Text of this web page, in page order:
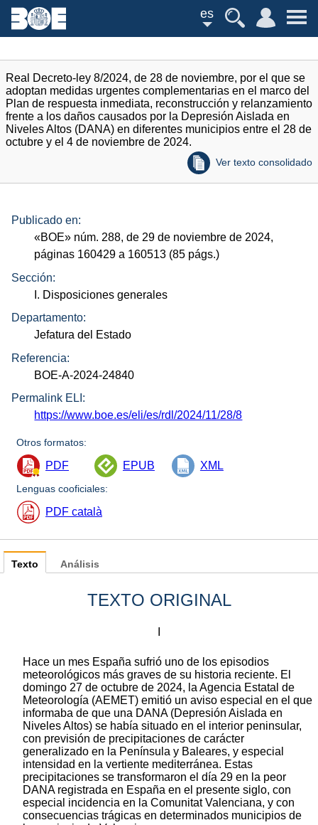
es
Real Decreto-ley 8/2024, de 28 de noviembre, por el que se
adoptan medidas urgentes complementarias en el marco del
Plan de respuesta inmediata, reconstrucción y relanzamiento
frente a los daños causados por la Depresión Aislada en
Niveles Altos (DANA) en diferentes municipios entre el 28 de
octubre y el 4 de noviembre de 2024.
Ver texto consolidado
Publicado en:
«BOE» núm. 288, de 29 de noviembre de 2024,
páginas 160429 a 160513 (85 págs.)
Sección:
I. Disposiciones generales
Departamento:
Jefatura del Estado
Referencia:
BOE-A-2024-24840
Permalink ELI:
https://www.boe.es/eli/es/rdl/2024/11/28/8
Otros formatos:
PDF EPUB XML
Lenguas cooficiales:
PDF català
Texto
TEXTO ORIGINAL
Hace un mes España sufrió uno de los episodios
meteorológicos más graves de su historia reciente. El
domingo 27 de octubre de 2024, la Agencia Estatal de
Meteorología (AEMET) emitió un aviso especial en el que
informaba de que una DANA (Depresión Aislada en
Niveles Altos) se había situado en el interior peninsular,
con previsión de precipitaciones de carácter
generalizado en la Península y Baleares, y especial
intensidad en la vertiente mediterránea. Estas
precipitaciones se transformaron el día 29 en la peor
DANA registrada en España en el presente siglo, con
especial incidencia en la Comunitat Valenciana, y con
consecuencias trágicas en determinados municipios de
Análisis